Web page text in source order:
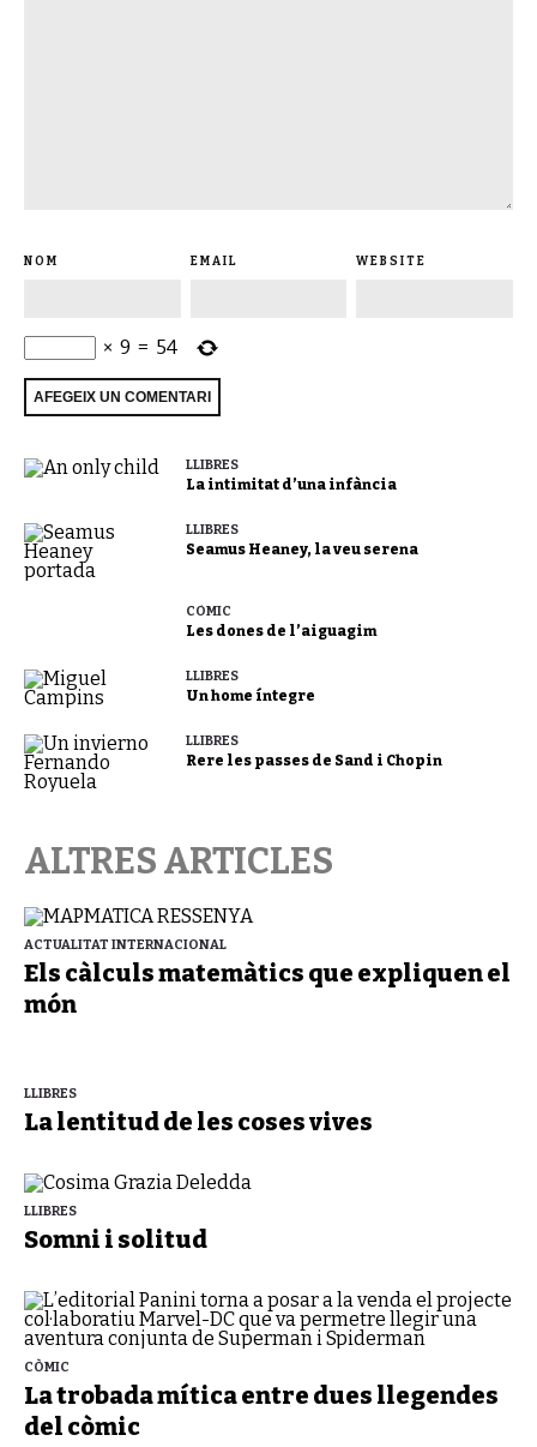
NOM EMAIL WEBSITE
× 9 = 54
LLIBRES
La intimitat d’una infància
LLIBRES
Seamus Heaney, la veu serena
CÒMIC
Les dones de l’aiguagim
LLIBRES
Un home íntegre
LLIBRES
Rere les passes de Sand i Chopin
ALTRES ARTICLES
ACTUALITAT INTERNACIONAL
Els càlculs matemàtics que expliquen el
món
LLIBRES
La lentitud de les coses vives
LLIBRES
Somni i solitud
CÒMIC
La trobada mítica entre dues llegendes
del còmic